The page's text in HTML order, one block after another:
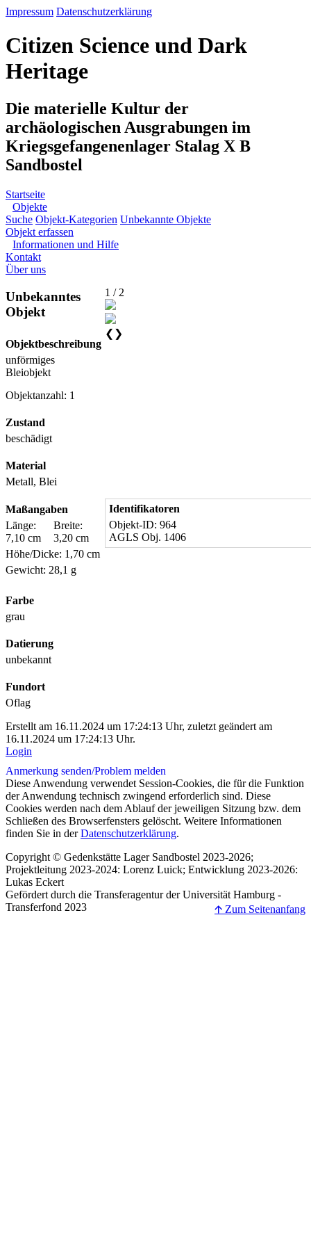
Impressum Datenschutzerklärung
Citizen Science und Dark
Heritage
Die materielle Kultur der
archäologischen Ausgrabungen im
Kriegsgefangenenlager Stalag X B
Sandbostel
Startseite
Objekte
Suche Objekt-Kategorien Unbekannte Objekte
Objekt erfassen
Informationen und Hilfe
Kontakt
Über uns
Unbekanntes
Objekt
Objektbeschreibung
unförmiges
Bleiobjekt
Objektanzahl: 1
Zustand
beschädigt
Material
Metall, Blei
Maßangaben
Länge:
7,10 cm
Breite:
3,20 cm
Höhe/Dicke: 1,70 cm
Gewicht: 28,1 g
Farbe
grau
Datierung
unbekannt
1 / 2
❮ ❯
Identifikatoren
Objekt-ID: 964
AGLS Obj. 1406
Fundort
Oflag
Erstellt am 16.11.2024 um 17:24:13 Uhr, zuletzt geändert am
16.11.2024 um 17:24:13 Uhr.
Login
Anmerkung senden/Problem melden
Diese Anwendung verwendet Session-Cookies, die für die Funktion
der Anwendung technisch zwingend erforderlich sind. Diese
Cookies werden nach dem Ablauf der jeweiligen Sitzung bzw. dem
Schließen des Browserfensters gelöscht. Weitere Informationen
finden Sie in derDatenschutzerklärung.
Copyright © Gedenkstätte Lager Sandbostel 2023-2026;
Projektleitung 2023-2024: Lorenz Luick; Entwicklung 2023-2026:
Lukas Eckert
Gefördert durch die Transferagentur der Universität Hamburg -
Transferfond 2023
🡩 Zum Seitenanfang